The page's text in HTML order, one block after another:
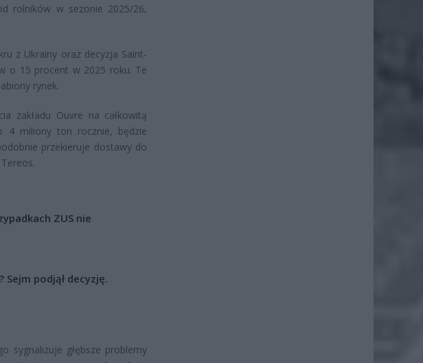
rolników w sezonie 2025/26,
z Ukrainy oraz decyzja Saint-
o 15 procent w 2025 roku. Te
rynek.
zakładu Ouvre na całkowitą
4 miliony ton rocznie, będzie
przekieruje dostawy do
ZUS nie
Sejm podjął decyzję.
sygnalizuje głębsze problemy